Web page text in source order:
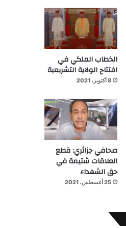
الخطاب الملكي في
افتتاح الولاية التشريعية
8 أكتوبر، 2021
صحافي جزائري: قطع
العلاقات شتيمة في
حق الشهداء
25 أغسطس، 2021